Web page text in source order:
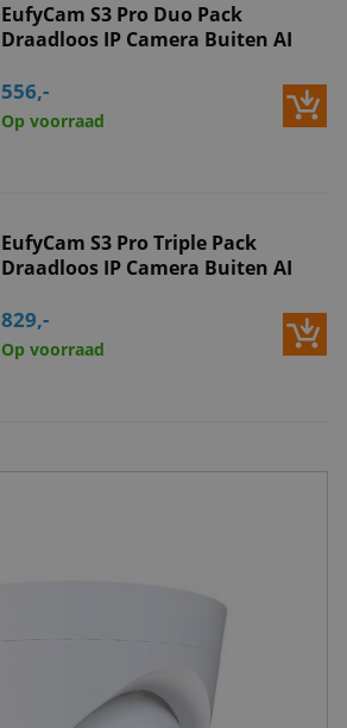
EufyCam S3 Pro Duo Pack
Draadloos IP Camera Buiten AI
556,-
Op voorraad
EufyCam S3 Pro Triple Pack
Draadloos IP Camera Buiten AI
829,-
Op voorraad